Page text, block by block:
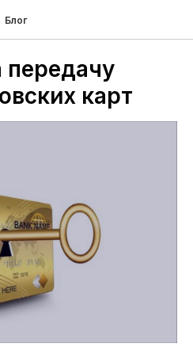
Блог
передачу
карт